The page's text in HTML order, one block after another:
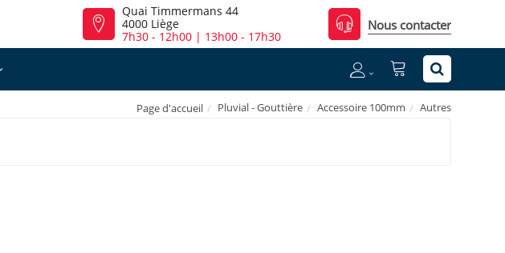
Quai Timmermans 44
4000 Liège
7h30 - 12h00 | 13h00 - 17h30
Nous contacter
Page d'accueil Pluvial - Gouttière Accessoire 100mm Autres